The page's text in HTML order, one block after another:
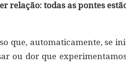
relação: todas as pontes
que, automaticamente, se
ou dor que